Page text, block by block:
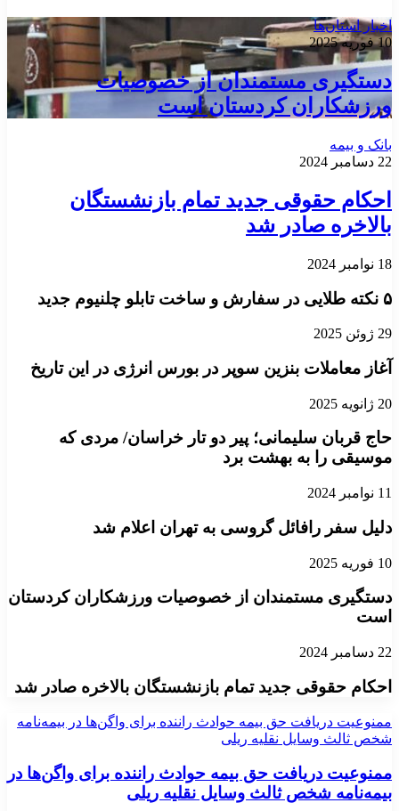
اخبار استان‌ها
10 فوریه 2025
دستگیری مستمندان از خصوصیات
ورزشکاران کردستان است
بانک و بیمه
22 دسامبر 2024
احکام حقوقی جدید تمام بازنشستگان
بالاخره صادر شد
18 نوامبر 2024
۵ نکته طلایی در سفارش و ساخت تابلو چلنیوم جدید
29 ژوئن 2025
آغاز معاملات بنزین سوپر در بورس انرژی در این تاریخ
20 ژانویه 2025
حاج قربان سلیمانی؛ پیر دو تار خراسان/ مردی که
موسیقی را به بهشت برد
11 نوامبر 2024
دلیل سفر رافائل گروسی به تهران اعلام شد
10 فوریه 2025
دستگیری مستمندان از خصوصیات ورزشکاران کردستان
است
22 دسامبر 2024
احکام حقوقی جدید تمام بازنشستگان بالاخره صادر شد
ممنوعیت دریافت حق بیمه حوادث راننده برای واگن‌ها در بیمه‌نامه
شخص ثالث وسایل نقلیه ریلی
ممنوعیت دریافت حق بیمه حوادث راننده برای واگن‌ها در
بیمه‌نامه شخص ثالث وسایل نقلیه ریلی